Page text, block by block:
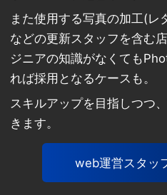
また使用する写真の加工(レ
などの更新スタッフを含む
ジニアの知識がなくても
れば採用となるケースも。
スキルアップを目指しつつ
きます。
web運営スタッ